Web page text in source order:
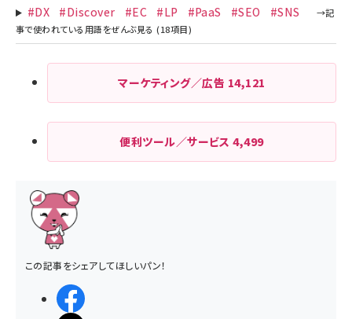
#DX #Discover #EC #LP #PaaS #SEO #SNS
マーケティング／広告 14,121
便利ツール／サービス4,499
この記事をシェアしてほしいパン！